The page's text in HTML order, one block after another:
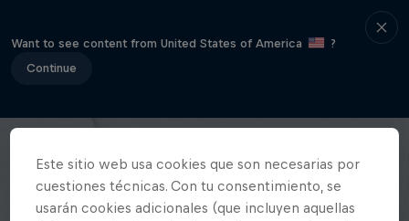
Want to see content from United States of America
?
Continue
Este sitio web usa cookies que son necesarias por
cuestiones técnicas. Con tu consentimiento, se
usarán cookies adicionales (que incluyen aquellas